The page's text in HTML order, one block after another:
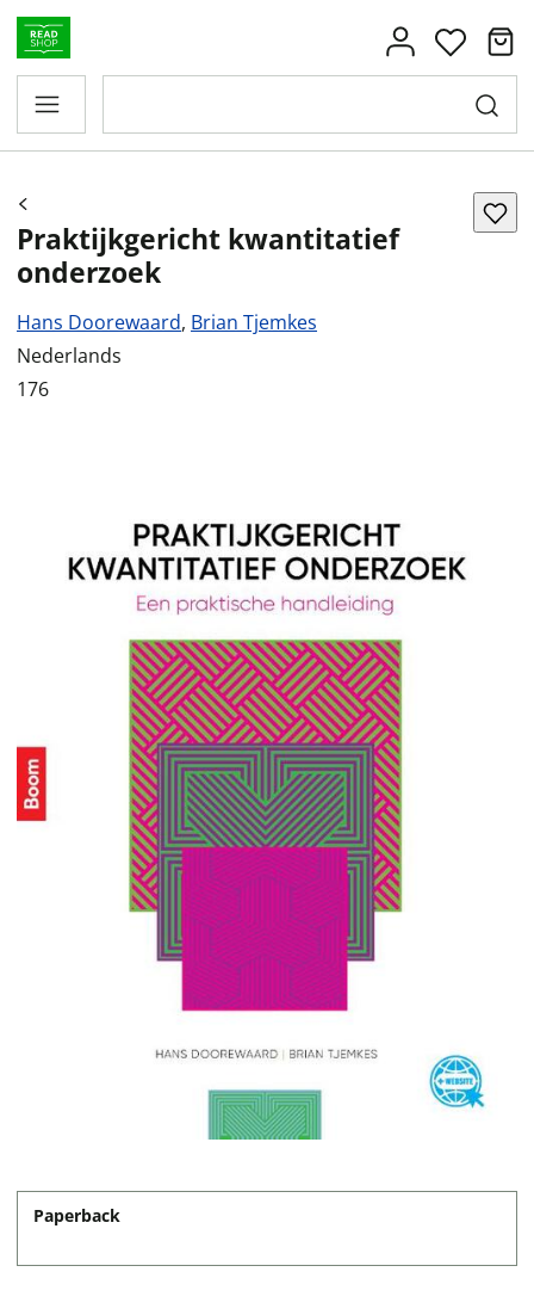
Praktijkgericht kwantitatief
onderzoek
Hans Doorewaard, Brian Tjemkes
Nederlands
176
Paperback